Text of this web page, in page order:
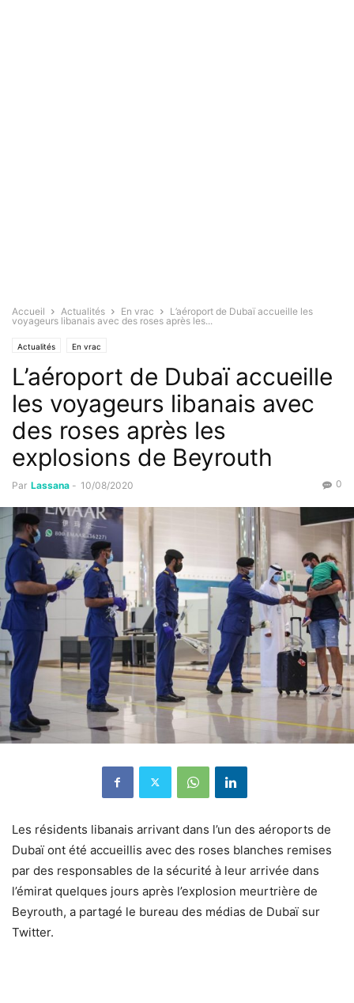
Accueil Actualités En vrac
L’aéroport de Dubaï accueille les
voyageurs libanais avec des roses après les...
Actualités En vrac
L’aéroport de Dubaï accueille
les voyageurs libanais avec
des roses après les
explosions de Beyrouth
Par Lassana - 10/08/2020 0
Les résidents libanais arrivant dans l’un des aéroports de
Dubaï ont été accueillis avec des roses blanches remises
par des responsables de la sécurité à leur arrivée dans
l’émirat quelques jours après l’explosion meurtrière de
Beyrouth, a partagé le bureau des médias de Dubaï sur
Twitter.